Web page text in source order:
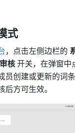
式
，点击左侧边栏的
核 开关，在弹窗
员创建或更新的词
方可生效。